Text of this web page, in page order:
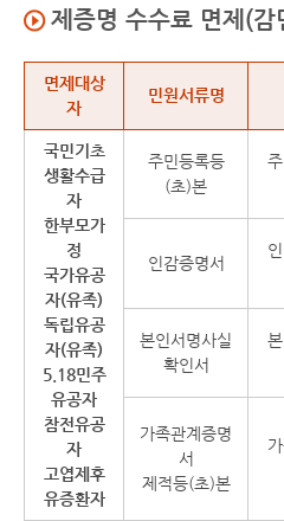
제증명 수수료 면제(감
제증명 수수료 면제(감면) 안내
면제대상
자
민원서류명
국민기초
생활수급
자
한부모가
정
국가유공
자(유족)
독립유공
자(유족)
5.18민주
유공자
참전유공
자
고엽제후
유증환자
주민등록등
(초)본
인감증명서
본인서명사실
확인서
가족관계증명
서
제적등(초)본